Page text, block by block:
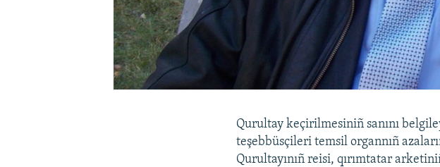
Qurultay keçirilmesiniñ sanını
teşebbüsçileri temsil organnıñ
Qurultayınıñ reisi, qırımtatar